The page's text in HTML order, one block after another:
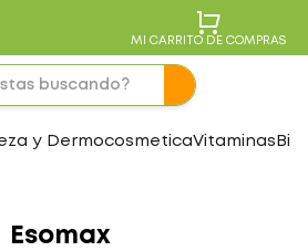
MI CARRITO DE COMPRAS
y DermocosmeticaVitaminas
Esomax